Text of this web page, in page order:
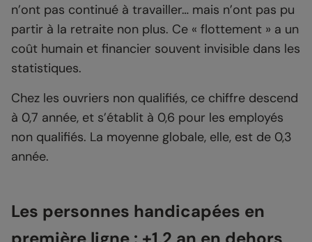
n’ont pas continué à travailler… mais n’ont pas pu
partir à la retraite non plus. Ce « flottement » a un
coût humain et financier souvent invisible dans les
statistiques.
Chez les ouvriers non qualifiés, ce chiffre descend
à 0,7 année, et s’établit à 0,6 pour les employés
non qualifiés. La moyenne globale, elle, est de 0,3
année.
Les personnes handicapées en